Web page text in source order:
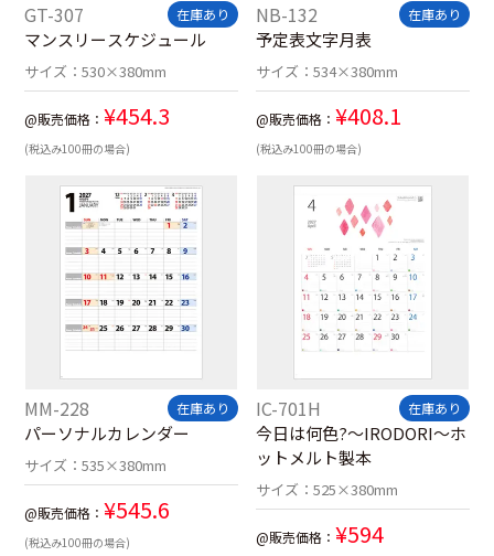
GT-307 在庫あり
マンスリースケジュール
サイズ：530×380mm
@販売価格： ¥454.3
(税込み100冊の場合)
NB-132 在庫あり
予定表文字月表
サイズ： 534×380mm
@販売価格： ¥408.1
(税込み100冊の場合)
MM-228 在庫あり
パーソナルカレンダー
サイズ：535×380mm
@販売価格： ¥545.6
(税込み100冊の場合)
IC-701H 在庫あり
今日は何色?～IRODORI～ホ
ットメルト製本
サイズ： 525×380mm
@販売価格： ¥594